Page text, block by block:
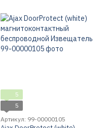
5
5
Артикул: 99-00000105